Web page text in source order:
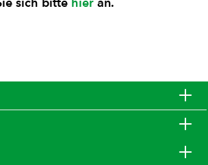
für Tork H2 Handtuchspender.